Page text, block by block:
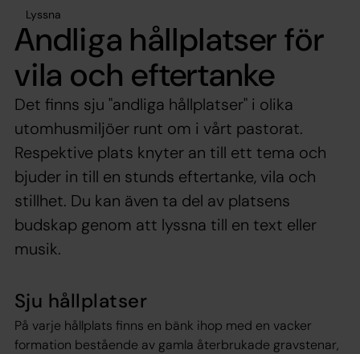
Lyssna
Andliga hållplatser för
vila och eftertanke
Det finns sju "andliga hållplatser" i olika
utomhusmiljöer runt om i vårt pastorat.
Respektive plats knyter an till ett tema och
bjuder in till en stunds eftertanke, vila och
stillhet. Du kan även ta del av platsens
budskap genom att lyssna till en text eller
musik.
Sju hållplatser
På varje hållplats finns en bänk ihop med en vacker
formation bestående av gamla återbrukade gravstenar,